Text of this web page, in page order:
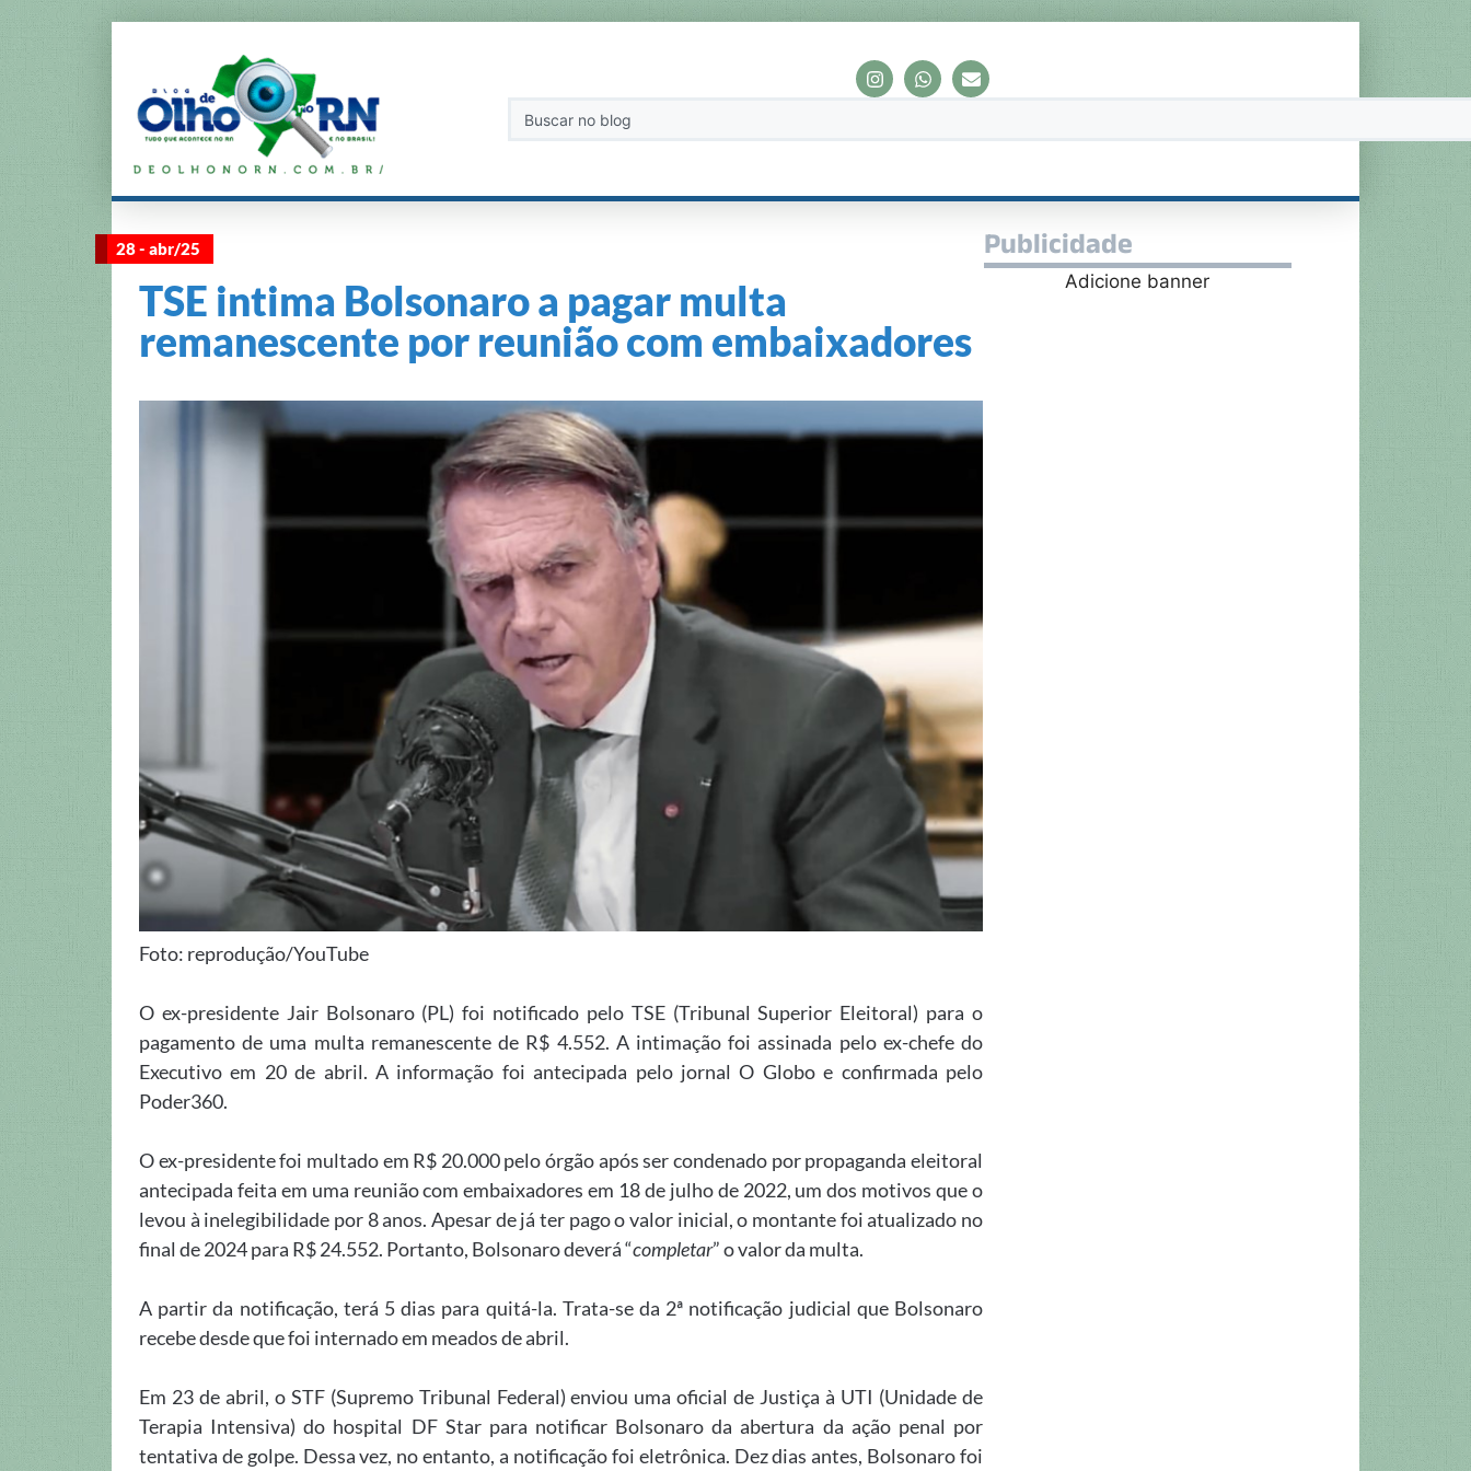
28 - abr/25
TSE intima Bolsonaro a pagar multa
remanescente por reunião com embaixadores
Foto: reprodução/YouTube
O ex-presidente Jair Bolsonaro (PL) foi notificado pelo TSE (Tribunal Superior Eleitoral) para o
pagamento de uma multa remanescente de R$ 4.552. A intimação foi assinada pelo ex-chefe do
Executivo em 20 de abril. A informação foi antecipada pelo jornal O Globo e confirmada pelo
Poder360.
O ex-presidente foi multado em R$ 20.000 pelo órgão após ser condenado por propaganda eleitoral
antecipada feita em uma reunião com embaixadores em 18 de julho de 2022, um dos motivos que o
levou à inelegibilidade por 8 anos. Apesar de já ter pago o valor inicial, o montante foi atualizado no
final de 2024 para R$ 24.552. Portanto, Bolsonaro deverá “completar” o valor da multa.
A partir da notificação, terá 5 dias para quitá-la. Trata-se da 2ª notificação judicial que Bolsonaro
recebe desde que foi internado em meados de abril.
Em 23 de abril, o STF (Supremo Tribunal Federal) enviou uma oficial de Justiça à UTI (Unidade de
Terapia Intensiva) do hospital DF Star para notificar Bolsonaro da abertura da ação penal por
tentativa de golpe. Dessa vez, no entanto, a notificação foi eletrônica. Dez dias antes, Bolsonaro foi
Publicidade
Adicione banner